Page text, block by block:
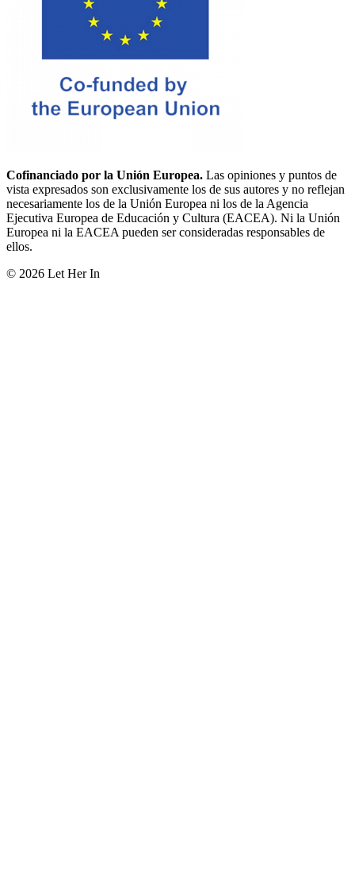
Cofinanciado por la Unión Europea. Las opiniones y puntos de
vista expresados son exclusivamente los de sus autores y no reflejan
necesariamente los de la Unión Europea ni los de la Agencia
Ejecutiva Europea de Educación y Cultura (EACEA). Ni la Unión
Europea ni la EACEA pueden ser consideradas responsables de
ellos.
© 2026 Let Her In